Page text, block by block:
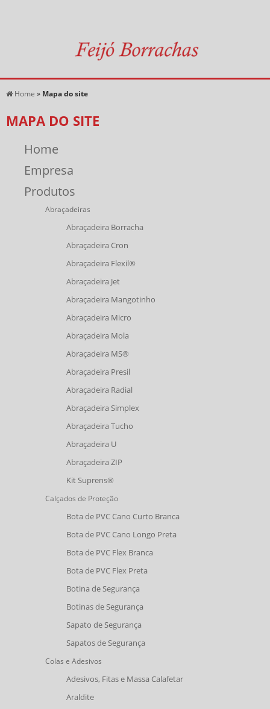
Home » Mapa do site
MAPA DO SITE
Home
Empresa
Produtos
Abraçadeiras
Abraçadeira Borracha
Abraçadeira Cron
Abraçadeira Flexil®
Abraçadeira Jet
Abraçadeira Mangotinho
Abraçadeira Micro
Abraçadeira Mola
Abraçadeira MS®
Abraçadeira Presil
Abraçadeira Radial
Abraçadeira Simplex
Abraçadeira Tucho
Abraçadeira U
Abraçadeira ZIP
Kit Suprens®
Calçados de Proteção
Bota de PVC Cano Curto Branca
Bota de PVC Cano Longo Preta
Bota de PVC Flex Branca
Bota de PVC Flex Preta
Botina de Segurança
Botinas de Segurança
Sapato de Segurança
Sapatos de Segurança
Colas e Adesivos
Adesivos, Fitas e Massa Calafetar
Araldite